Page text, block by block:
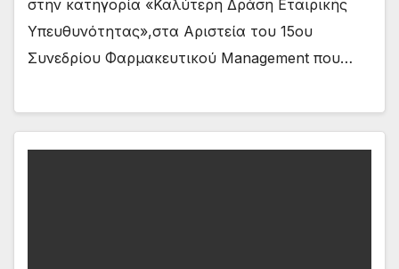
στην κατηγορία «Καλύτερη Δράση Εταιρικής
Υπευθυνότητας»,στα Αριστεία του 15ου
Συνεδρίου Φαρμακευτικού Management που…